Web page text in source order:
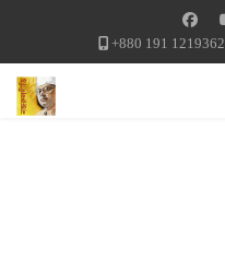
+880 191 1219362